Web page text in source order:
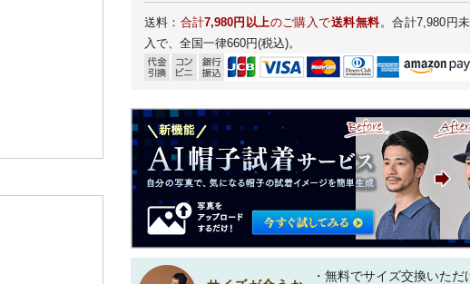
送料： 合計7,980円以上のご購入で送料無料。合計7,980円
入で、全国一律660円(税込)。
・無料でサイズ交換いただ